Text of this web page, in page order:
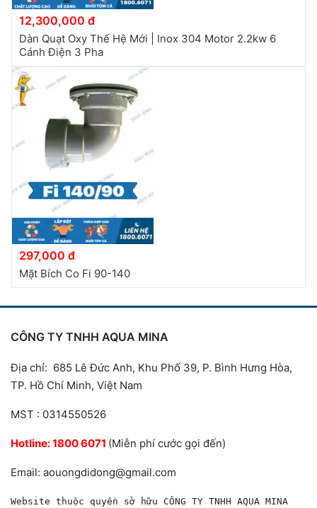
12,300,000 đ
Dàn Quạt Oxy Thế Hệ Mới | Inox 304 Motor 2.2kw 6
Cánh Điện 3 Pha
297,000 đ
Mặt Bích Co Fi 90-140
CÔNG TY TNHH AQUA MINA
Địa chỉ: 685 Lê Đức Anh, Khu Phố 39, P. Bình Hưng Hòa,
TP. Hồ Chí Minh, Việt Nam
MST : 0314550526
Hotline:1800 6071 (Miễn phí cước gọi đến)
Email: aouongdidong@gmail.com
Website thuộc quyền sở hữu CÔNG TY TNHH AQUA MINA